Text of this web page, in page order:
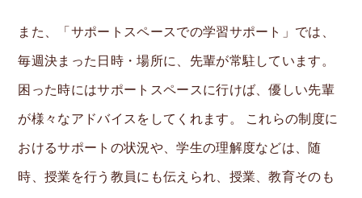
また、「サポートスペースでの学習サポート」では、
毎週決まった日時・場所に、先輩が常駐しています。
困った時にはサポートスペースに行けば、優しい先輩
が様々なアドバイスをしてくれます。 これらの制度に
おけるサポートの状況や、学生の理解度などは、随
時、授業を行う教員にも伝えられ、授業、教育そのも